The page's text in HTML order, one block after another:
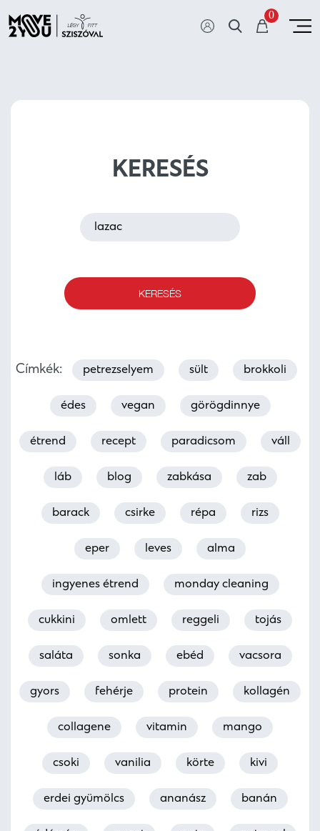
0
KERESÉS
Címkék: petrezselyem sült brokkoli
édes vegan görögdinnye
étrend recept paradicsom váll
láb blog zabkása zab
barack csirke répa rizs
eper leves alma
ingyenes étrend monday cleaning
cukkini omlett reggeli tojás
saláta sonka ebéd vacsora
gyors fehérje protein kollagén
collagene vitamin mango
csoki vanilia körte kivi
erdei gyümölcs ananász banán